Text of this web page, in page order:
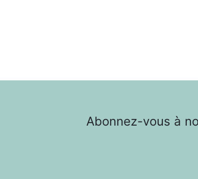
Abonnez-vous à